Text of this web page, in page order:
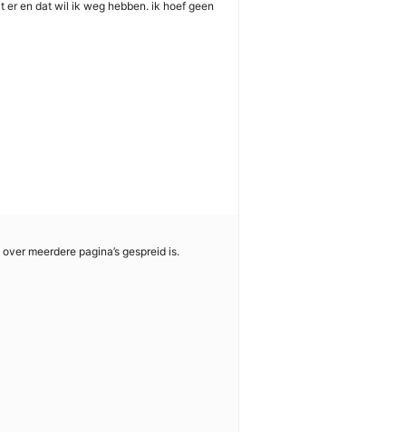
en dat wil ik weg hebben. ik hoef geen
meerdere pagina’s gespreid is.